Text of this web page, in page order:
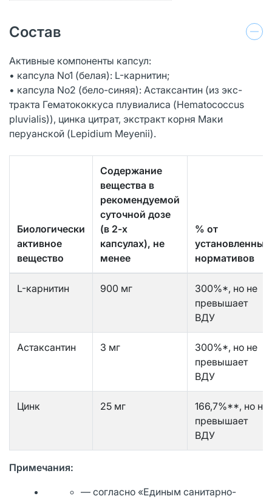
Состав
Активные компоненты капсул:
• капсула No1 (белая): L-карнитин;
• капсула No2 (бело-синяя): Астаксантин (из экс-
тракта Гематококкуса плувиалиса (Hematococcus
pluvialis)), цинка цитрат, экстракт корня Маки
перуанской (Lepidium Meyenii).
Биологически
активное
вещество
Содержание
вещества в
рекомендуемой
суточной дозе
(в 2-х
капсулах), не
менее
% от
установленных
нормативов
L-карнитин 900 мг
300%*, но не
превышает
ВДУ
Астаксантин 3 мг
300%*, но не
превышает
ВДУ
Цинк 25 мг
166,7%**, но не
превышает
ВДУ
Примечания:
— согласно «Единым санитарно-